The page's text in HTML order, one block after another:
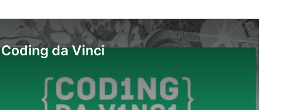
Coding da Vinci